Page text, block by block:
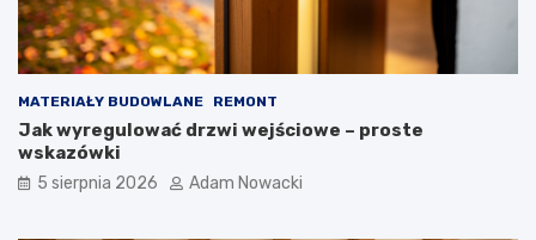
MATERIAŁY BUDOWLANE REMONT
Jak wyregulować drzwi wejściowe – proste
wskazówki
5 sierpnia 2026 Adam Nowacki